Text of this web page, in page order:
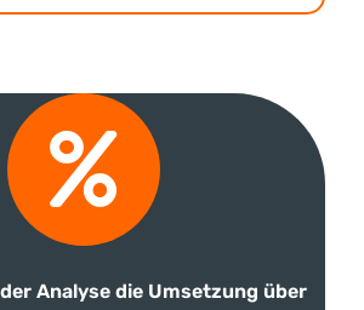
Analyse die Umsetzung über